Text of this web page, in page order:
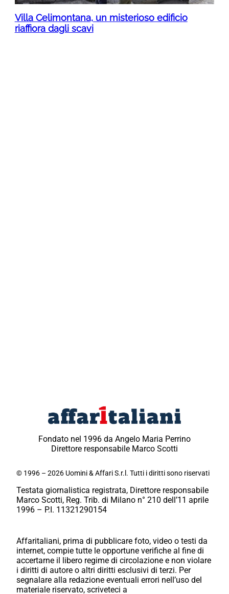
Villa Celimontana, un misterioso edificio
riaffiora dagli scavi
Fondato nel 1996 da Angelo Maria Perrino
Direttore responsabile Marco Scotti
© 1996 – 2026 Uomini & Affari S.r.l. Tutti i diritti sono riservati
Testata giornalistica registrata, Direttore responsabile
Marco Scotti, Reg. Trib. di Milano n° 210 dell’11 aprile
1996 – P.I. 11321290154
Affaritaliani, prima di pubblicare foto, video o testi da
internet, compie tutte le opportune verifiche al fine di
accertarne il libero regime di circolazione e non violare
i diritti di autore o altri diritti esclusivi di terzi. Per
segnalare alla redazione eventuali errori nell’uso del
materiale riservato, scriveteci a